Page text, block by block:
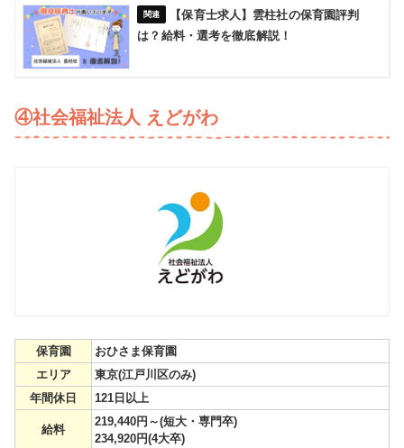
【保育士求人】雲柱社の保育園評判
は？給料・選考を徹底解説！
④社会福祉法人 えどがわ
保育園
おひさま保育園
エリア
東京(江戸川区のみ)
年間休日
121日以上
給料
219,440円～(短大・専門卒)
234,920円(4大卒)